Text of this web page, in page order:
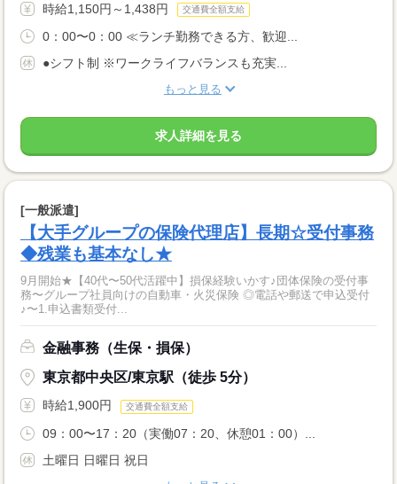
時給1,150円～1,438円 交通費全額支給
0：00〜0：00 ≪ランチ勤務できる方、歓迎...
●シフト制 ※ワークライフバランスも充実...
もっと見る
求人詳細を見る
[一般派遣]
【大手グループの保険代理店】長期☆受付事務
◆残業も基本なし★
9月開始★【40代〜50代活躍中】損保経験いかす♪団体保険の受付事
務〜グループ社員向けの自動車・火災保険 ◎電話や郵送で申込受付
♪〜1.申込書類受付...
金融事務（生保・損保）
東京都中央区/東京駅（徒歩 5分）
時給1,900円 交通費全額支給
09：00〜17：20（実働07：20、休憩01：00）...
土曜日 日曜日 祝日